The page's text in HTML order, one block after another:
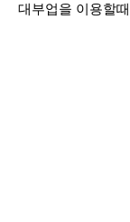
대부업을 이용할